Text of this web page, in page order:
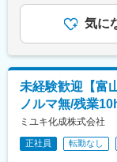
当していただ
原料を溶かし
製品の品質を
設備の点検や
※機械操作が
※クレーンな
※未経験の方も
※生産拡大に伴
す。
当20,700円～
を通じて上下
た表記です。
気に
未経験歓迎【富
ノルマ無/残業
ミユキ化成株式会社
正社員 転勤なし